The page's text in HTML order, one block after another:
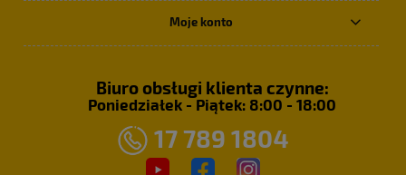
Moje konto
Biuro obsługi klienta czynne:
Poniedziałek - Piątek: 8:00 - 18:00
17 789 1804